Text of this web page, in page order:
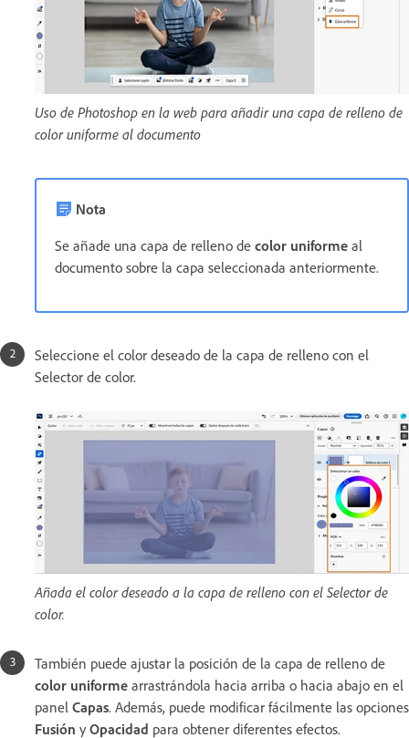
Uso de Photoshop en la web para añadir una capa de relleno de
color uniforme al documento
Nota
Se añade una capa de relleno de color uniforme al
documento sobre la capa seleccionada anteriormente.
Seleccione el color deseado de la capa de relleno con el
Selector de color.
Añada el color deseado a la capa de relleno con el Selector de
color.
También puede ajustar la posición de la capa de relleno de
color uniforme arrastrándola hacia arriba o hacia abajo en el
panel Capas. Además, puede modificar fácilmente las opciones
Fusión y Opacidad para obtener diferentes efectos.